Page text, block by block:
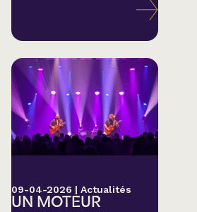
09-04-2026 | Actualités
UN MOTEUR